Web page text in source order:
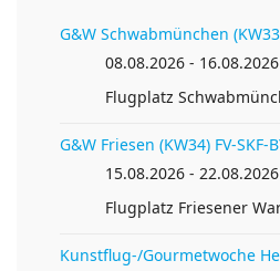
G&W Schwabmünchen
08.08.2026 - 16.08.2026
Flugplatz
G&W Friesen (KW34) FV-SKF-
15.08.2026 - 22.08.2026
Flugplatz Friesener
Kunstflug-/Gourmetwoche